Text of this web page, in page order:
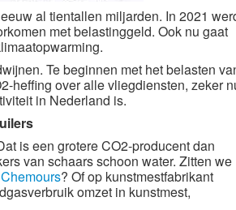
al tientallen miljarden. In 2021
met belastinggeld. Ook nu gaat
Te beginnen met het belasten
heffing over alle vliegdiensten, zeker
in Nederland is.
is een grotere CO2-producent dan
van schaars schoon water. Zitten we
? Of op kunstmestfabrikant
omzet in kunstmest,